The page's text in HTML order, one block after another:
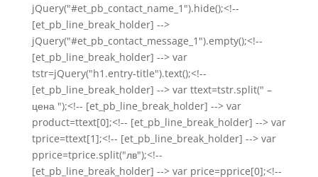
jQuery("#et_pb_contact_name_1").hide();<!--
[et_pb_line_break_holder] -->
jQuery("#et_pb_contact_message_1").empty();<!--
[et_pb_line_break_holder] --> var
tstr=jQuery("h1.entry-title").text();<!--
[et_pb_line_break_holder] --> var ttext=tstr.split(" –
цена ");<!-- [et_pb_line_break_holder] --> var
product=ttext[0];<!-- [et_pb_line_break_holder] --> var
tprice=ttext[1];<!-- [et_pb_line_break_holder] --> var
pprice=tprice.split("лв");<!--
[et_pb_line_break_holder] --> var price=pprice[0];<!--